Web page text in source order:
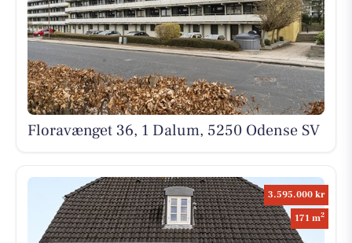
Floravænget 36, 1 Dalum, 5250 Odense SV
3.595.000 kr
171 m2